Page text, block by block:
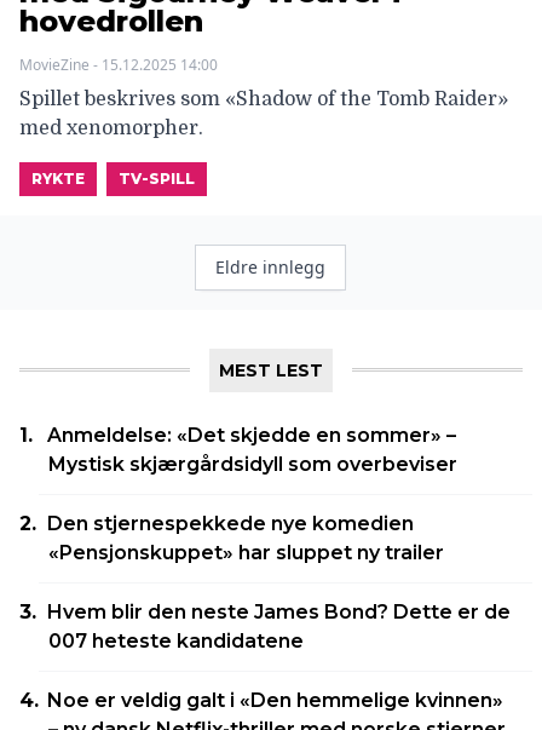
hovedrollen
MovieZine - 15.12.2025 14:00
Spillet beskrives som «Shadow of the Tomb Raider»
med xenomorpher.
RYKTE TV-SPILL
Innleggnavigasjon
Eldre innlegg
MEST LEST
Anmeldelse: «Det skjedde en sommer» –
Mystisk skjærgårdsidyll som overbeviser
Den stjernespekkede nye komedien
«Pensjonskuppet» har sluppet ny trailer
Hvem blir den neste James Bond? Dette er de
007 heteste kandidatene
Noe er veldig galt i «Den hemmelige kvinnen»